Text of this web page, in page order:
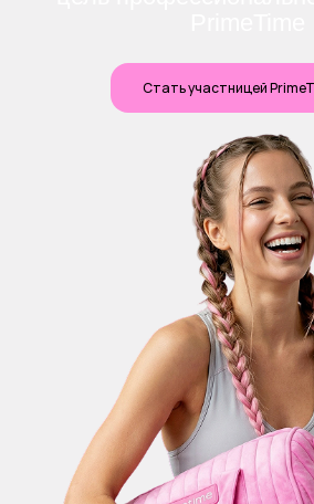
Стать участницей